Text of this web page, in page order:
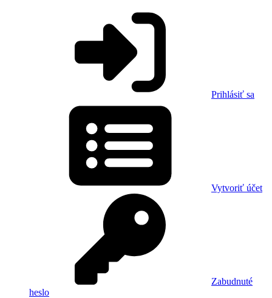
Prihlásiť sa
Vytvoriť účet
Zabudnuté
heslo